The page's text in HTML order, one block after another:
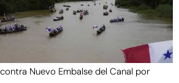
Nuevo Embalse del Canal por